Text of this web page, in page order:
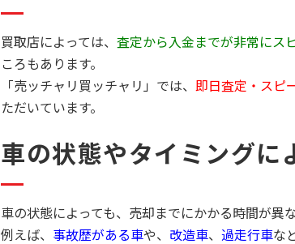
買取店によっては、 査定から入金までが非常にス
ころもあります。
「売ッチャリ買ッチャリ」では、 即日査定・スピ
ただいています。
車の状態やタイミングに
車の状態によっても、売却までにかかる時間が異な
例えば、 事故歴がある車や、 改造車、 過走行車な